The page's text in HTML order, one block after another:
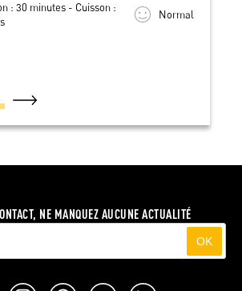
: 30 minutes - Cuisson :
Normal
NE MANQUEZ AUCUNE ACTUALITÉ
OK